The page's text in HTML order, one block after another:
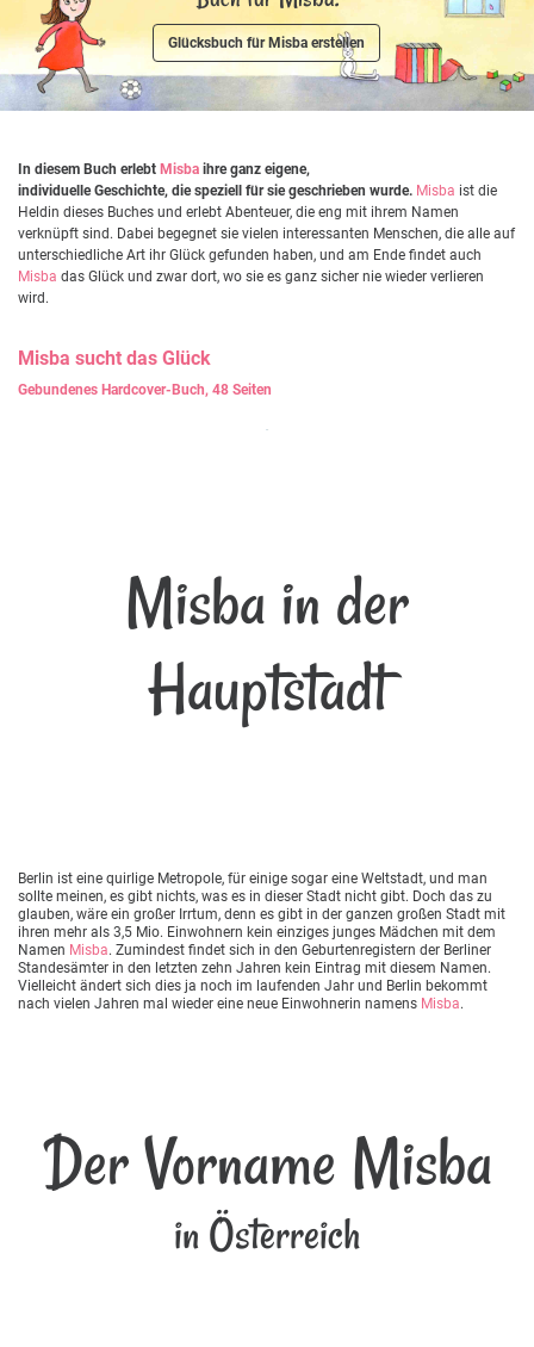
Glücksbuch für Misba erstellen
In diesem Buch erlebt Misba ihre ganz eigene,
individuelle Geschichte, die speziell für sie geschrieben wurde. Misba ist die
Heldin dieses Buches und erlebt Abenteuer, die eng mit ihrem Namen
verknüpft sind. Dabei begegnet sie vielen interessanten Menschen, die alle auf
unterschiedliche Art ihr Glück gefunden haben, und am Ende findet auch
Misba das Glück und zwar dort, wo sie es ganz sicher nie wieder verlieren
wird.
Misba sucht das Glück
Gebundenes Hardcover-Buch, 48 Seiten
Misba in der
Hauptstadt
Berlin ist eine quirlige Metropole, für einige sogar eine Weltstadt, und man
sollte meinen, es gibt nichts, was es in dieser Stadt nicht gibt. Doch das zu
glauben, wäre ein großer Irrtum, denn es gibt in der ganzen großen Stadt mit
ihren mehr als 3,5 Mio. Einwohnern kein einziges junges Mädchen mit dem
Namen Misba. Zumindest findet sich in den Geburtenregistern der Berliner
Standesämter in den letzten zehn Jahren kein Eintrag mit diesem Namen.
Vielleicht ändert sich dies ja noch im laufenden Jahr und Berlin bekommt
nach vielen Jahren mal wieder eine neue Einwohnerin namens Misba.
Der Vorname Misba
in Österreich